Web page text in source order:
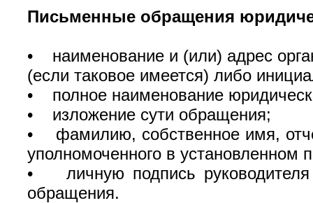
Письменные обращения
• наименование и (или) адрес
(если таковое имеется) либо
• полное наименование
• изложение сути обращения;
• фамилию, собственное имя,
уполномоченного в установленном
• личную подпись руководителя
обращения.